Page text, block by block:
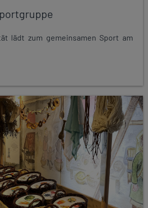
lädt zum gemeinsamen Sport am